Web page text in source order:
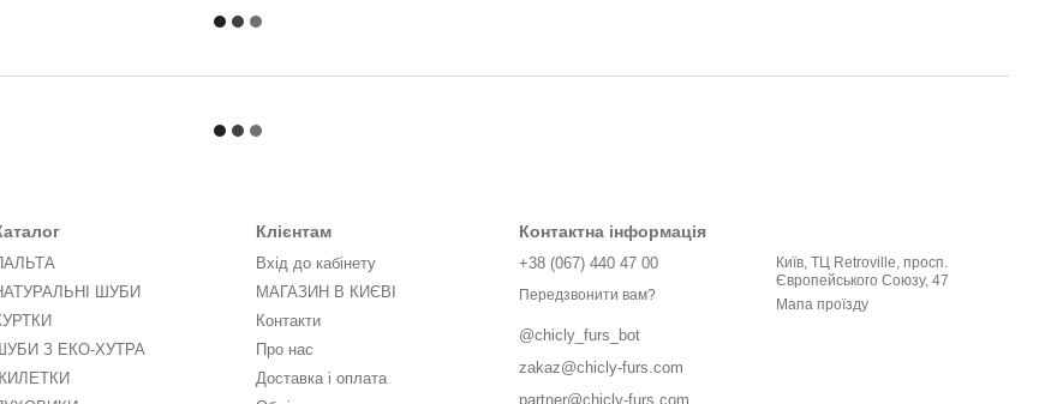
ШУБИ
З ЕКО-ХУТРА
Клієнтам
Вхід до кабінету
МАГАЗИН В КИЄВІ
Контакти
Про нас
Доставка і оплата
Контактна інформація
+38 (067) 440 47 00
Передзвонити вам?
@chicly_furs_bot
zakaz@chicly-furs.com
partner@chicly-furs.com
Київ, ТЦ Retroville, просп.
Європейського Союзу, 47
Мапа проїзду